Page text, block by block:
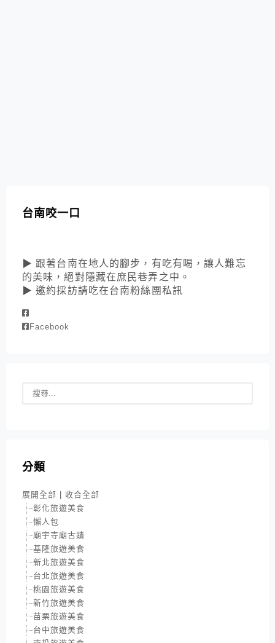
台南咬一口
▶ 跟著台南在地人的腳步，有吃有喝，讓人難忘
的美味，絕對隱藏在庶民巷弄之中。
▶ 邀約採訪請吃在台南粉絲團私訊
Facebook
分類
展開全部
收合全部
彰化旅遊美食
懶人包
廟宇寺廟古蹟
基隆旅遊美食
新北旅遊美食
台北旅遊美食
桃園旅遊美食
新竹旅遊美食
苗栗旅遊美食
台中旅遊美食